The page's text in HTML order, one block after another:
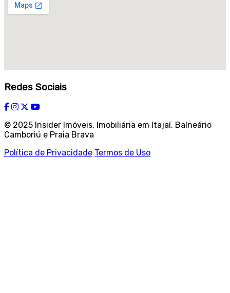
Redes Sociais
© 2025 Insider Imóveis. Imobiliária em Itajaí, Balneário
Camboriú e Praia Brava
Política de Privacidade Termos de Uso